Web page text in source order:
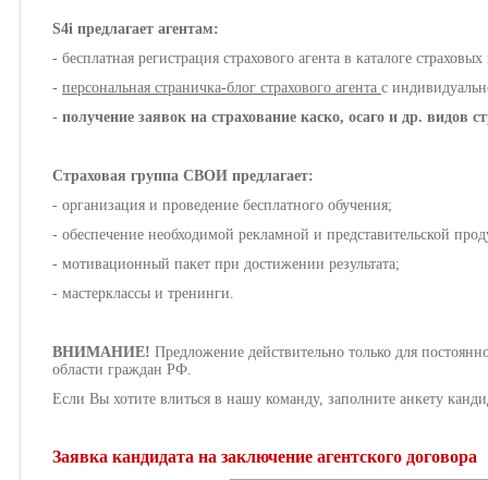
S4i предлагает агентам:
- бесплатная регистрация страхового агента в каталоге
- персональная страничка-блог страхового агента с
- получение заявок на страхование каско, осаго и др. видов
Страховая группа СВОИ предлагает:
- организация и проведение бесплатного обучения;
- обеспечение необходимой рекламной и представительской
- мотивационный пакет при достижении результата;
- мастерклассы и тренинги.
ВНИМАНИЕ! Предложение действительно только для
области граждан РФ.
Если Вы хотите влиться в нашу команду, заполните анкету
Заявка кандидата на заключение агентского договора